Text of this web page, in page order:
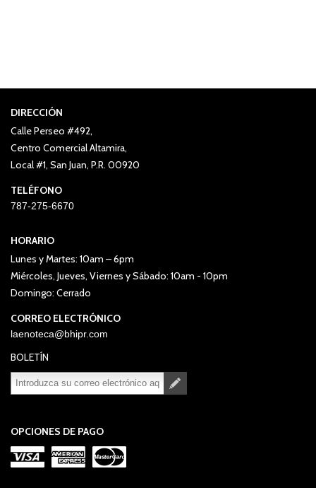
DIRECCIÓN
Calle Perseo #492,
Centro Comercial Altamira,
Local #1, San Juan, P.R. 00920
TELÉFONO
787-275-6670
HORARIO
Lunes y Martes: 10am – 6pm
Miércoles, Jueves, Viernes y Sábado: 10am - 10pm
Domingo: Cerrado
CORREO ELECTRÓNICO
laenoteca@bhipr.com
BOLETÍN
OPCIONES DE PAGO